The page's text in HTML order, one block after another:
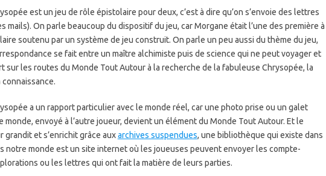
est un jeu de rôle épistolaire pour deux, c’est à dire qu’on s’envoie des lettres
mails). On parle beaucoup du dispositif du jeu, car Morgane était l’une des première à
soutenu par un système de jeu construit. On parle un peu aussi du thème du jeu,
se fait entre un maître alchimiste puis de science qui ne peut voyager et
sur les routes du Monde Tout Autour à la recherche de la fabuleuse Chrysopée, la
a un rapport particulier avec le monde réel, car une photo prise ou un galet
monde, envoyé à l’autre joueur, devient un élément du Monde Tout Autour. Et le
grandit et s’enrichit grâce auxarchives suspendues, une bibliothèque qui existe dans
notre monde est un site internet où les joueuses peuvent envoyer les compte-
ou les lettres qui ont fait la matière de leurs parties.